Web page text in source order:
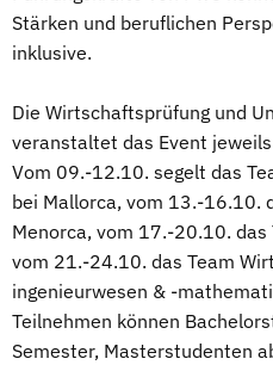
Stärken und beruflichen
inklusive.
Die Wirtschaftsprüfung und
veranstaltet das Event
Vom 09.-12.10. segelt das
bei Mallorca, vom 13.-16.10.
Menorca, vom 17.-20.10.
vom 21.-24.10. das Team
ingenieurwesen & -
Teilnehmen können
Semester, Masterstudenten